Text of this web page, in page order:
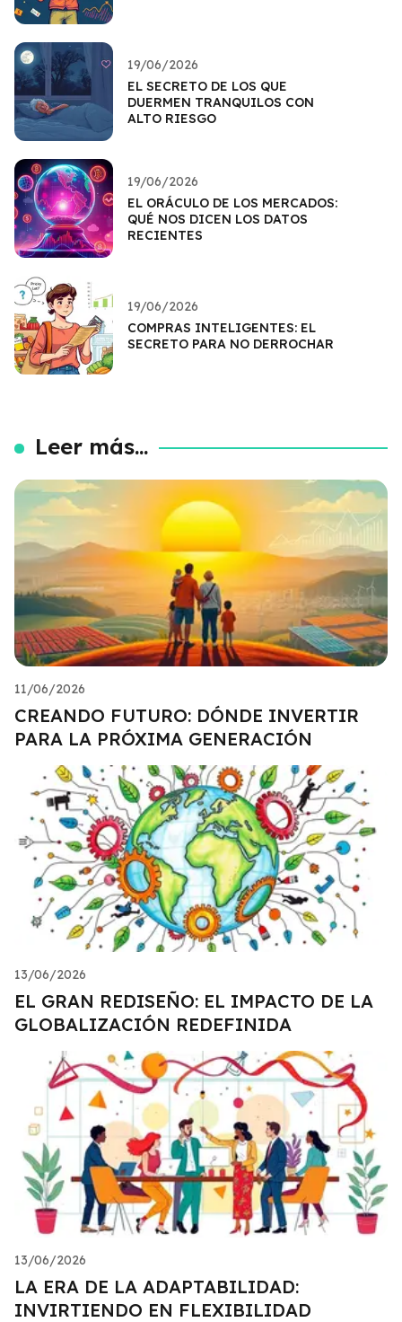
19/06/2026
EL SECRETO DE LOS QUE
DUERMEN TRANQUILOS CON
ALTO RIESGO
19/06/2026
EL ORÁCULO DE LOS MERCADOS:
QUÉ NOS DICEN LOS DATOS
RECIENTES
19/06/2026
COMPRAS INTELIGENTES: EL
SECRETO PARA NO DERROCHAR
Leer más...
11/06/2026
CREANDO FUTURO: DÓNDE INVERTIR
PARA LA PRÓXIMA GENERACIÓN
13/06/2026
EL GRAN REDISEÑO: EL IMPACTO DE LA
GLOBALIZACIÓN REDEFINIDA
13/06/2026
LA ERA DE LA ADAPTABILIDAD:
INVIRTIENDO EN FLEXIBILIDAD